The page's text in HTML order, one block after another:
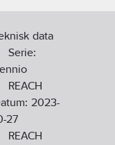
data
Serie:
REACH
2023-
27
REACH